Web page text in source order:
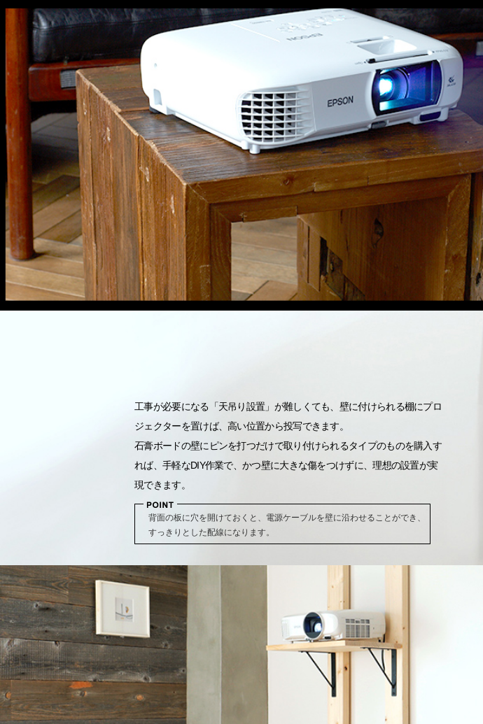
工事が必要になる「天吊り設置」が難しくても、壁に付けられる棚にプロ
ジェクターを置けば、高い位置から投写できます。
石膏ボードの壁にピンを打つだけで取り付けられるタイプのものを購入す
れば、手軽なDIY作業で、かつ壁に大きな傷をつけずに、理想の設置が実
現できます。
背面の板に穴を開けておくと、電源ケーブルを壁に沿わせることができ、
すっきりとした配線になります。